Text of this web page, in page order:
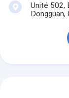
Unité 502,
Dongguan,